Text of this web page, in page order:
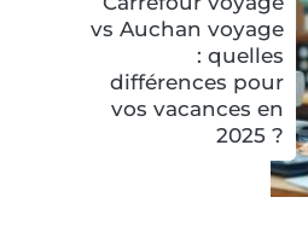
vs Auchan voyage
: quelles
différences pour
vos vacances en
2025 ?